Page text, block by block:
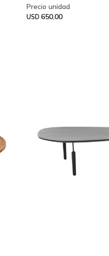
USD 650,00